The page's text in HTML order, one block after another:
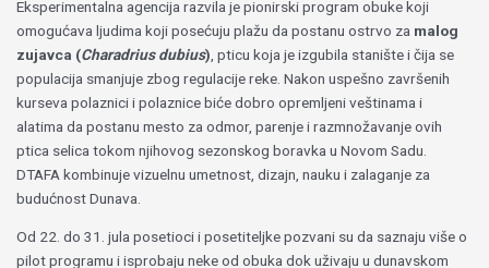
Eksperimentalna agencija razvila je pionirski program obuke koji
omogućava ljudima koji posećuju plažu da postanu ostrvo za malog
zujavca (Charadrius dubius) , pticu koja je izgubila stanište i čija se
populacija smanjuje zbog regulacije reke. Nakon uspešno završenih
kurseva polaznici i polaznice biće dobro opremljeni veštinama i
alatima da postanu mesto za odmor, parenje i razmnožavanje ovih
ptica selica tokom njihovog sezonskog boravka u Novom Sadu.
DTAFA kombinuje vizuelnu umetnost, dizajn, nauku i zalaganje za
budućnost Dunava.
Od 22. do 31. jula posetioci i posetiteljke pozvani su da saznaju više o
pilot programu i isprobaju neke od obuka dok uživaju u dunavskom